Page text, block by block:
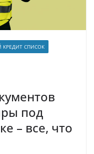
КРЕДИТ СПИСОК
под
– все, что